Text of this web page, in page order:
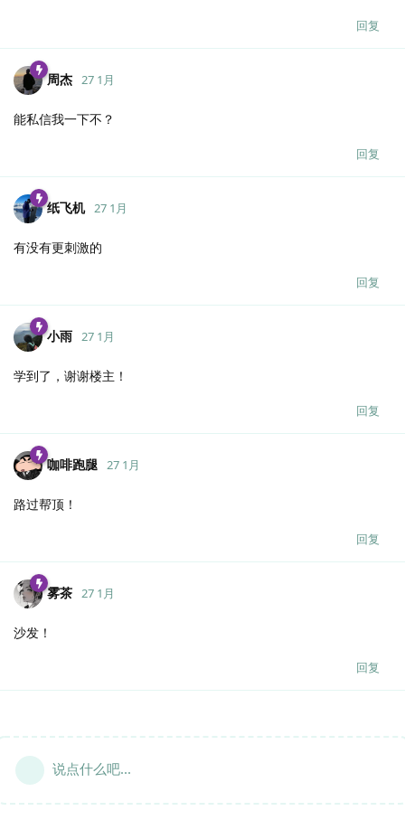
回复
周杰 27 1月
能私信我一下不？
回复
纸飞机 27 1月
有没有更刺激的
回复
小雨 27 1月
学到了，谢谢楼主！
回复
咖啡跑腿 27 1月
路过帮顶！
回复
雾茶 27 1月
沙发！
回复
说点什么吧...